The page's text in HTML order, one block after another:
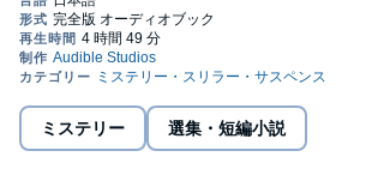
ください。
ミステリー 選集・短編小説